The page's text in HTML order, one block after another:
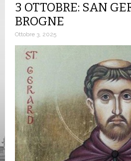
3 OTTOBRE: SAN
BROGNE
Ottobre 3, 2025